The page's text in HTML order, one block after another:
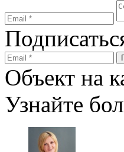
Объект на
Узнайте